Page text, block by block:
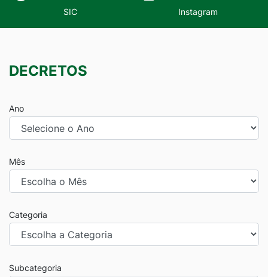
SIC Instagram
DECRETOS
Ano
Mês
Categoria
Subcategoria